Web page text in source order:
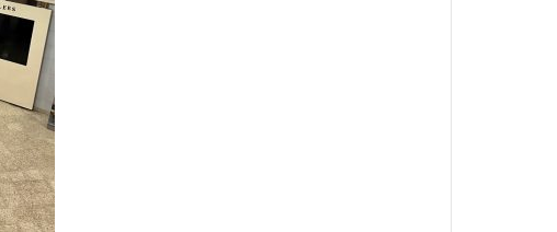
n
g
r
é
s
d
e
M
e
d